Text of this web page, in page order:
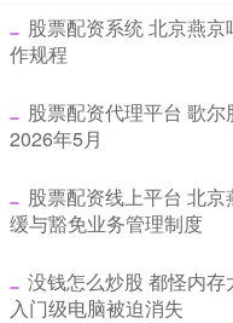
股票配资系统 北京燕
作规程
股票配资代理平台 歌
2026年5月
股票配资线上平台 北
缓与豁免业务管理制度
没钱怎么炒股 都怪内存
入门级电脑被迫消失